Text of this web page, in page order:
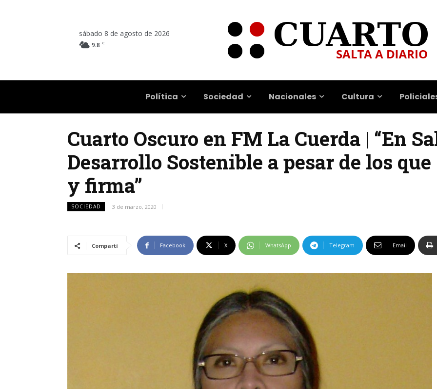
sábado 8 de agosto de 2026
9.8 C
Política Sociedad Nacionales Cultura
Cuarto Oscuro en FM La Cuerda | “En
Desarrollo Sostenible a pesar de los
y firma”
SOCIEDAD 3 de marzo, 2020
Compartí Facebook X WhatsApp Telegram Email